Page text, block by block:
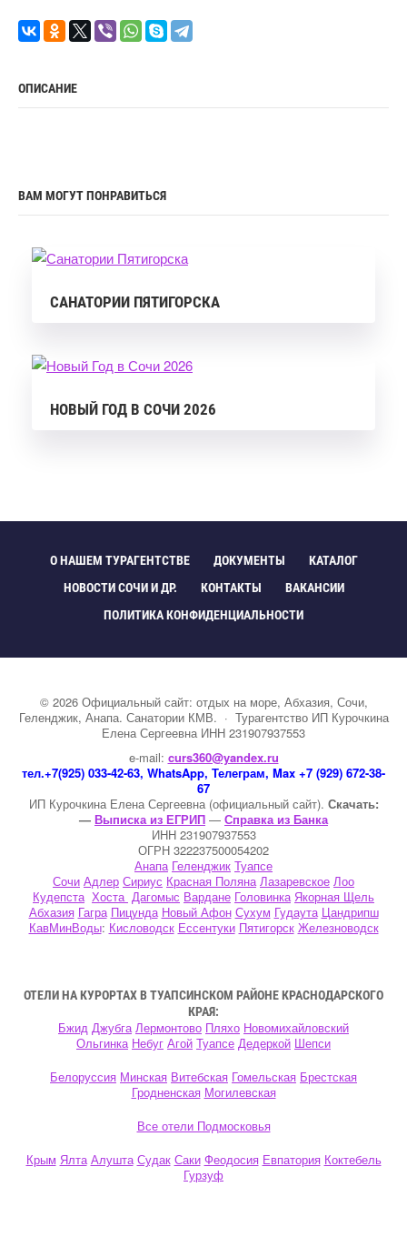
ОПИСАНИЕ
ВАМ МОГУТ ПОНРАВИТЬСЯ
САНАТОРИИ ПЯТИГОРСКА
НОВЫЙ ГОД В СОЧИ 2026
О НАШЕМ ТУРАГЕНТСТВЕ ДОКУМЕНТЫ
КАТАЛОГ
НОВОСТИ СОЧИ И ДР.
КОНТАКТЫ
ВАКАНСИИ
ПОЛИТИКА КОНФИДЕНЦИАЛЬНОСТИ
© 2026 Официальный сайт: отдых на море, Абхазия, Сочи,
Геленджик, Анапа. Санатории КМВ. · Турагентство ИП Курочкина
Елена Сергеевна ИНН 231907937553
e-mail: curs360@yandex.ru
тел.+7(925) 033-42-63, WhatsApp, Телеграм, Max +7 (929) 672-38-
67
ИП Курочкина Елена Сергеевна (официальный сайт). Скачать:
— Выписка из ЕГРИП — Справка из Банка
ИНН 231907937553
ОГРН 322237500054202
Анапа Геленджик Туапсе
Сочи Адлер Сириус Красная Поляна Лазаревское Лоо
Кудепста Хоста Дагомыс Вардане Головинка Якорная Щель
Абхазия Гагра Пицунда Новый Афон Сухум Гудаута Цандрипш
КавМинВоды: Кисловодск Ессентуки Пятигорск Железноводск
ОТЕЛИ НА КУРОРТАХ В ТУАПСИНСКОМ РАЙОНЕ КРАСНОДАРСКОГО
КРАЯ:
Бжид Джубга Лермонтово Пляхо Новомихайловский
Ольгинка Небуг Агой Туапсе Дедеркой Шепси
Белоруссия Минская Витебская Гомельская Брестская
Гродненская Могилевская
Все отели Подмосковья
Крым Ялта Алушта Судак Саки Феодосия Евпатория Коктебель
Гурзуф